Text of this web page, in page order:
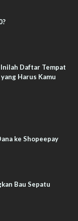
Daftar Tempat
Harus Kamu
ke Shopeepay
Bau Sepatu